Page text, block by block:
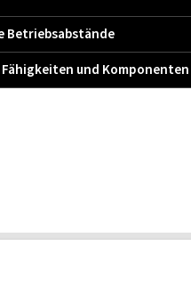
Betriebsabstände
und Komponenten